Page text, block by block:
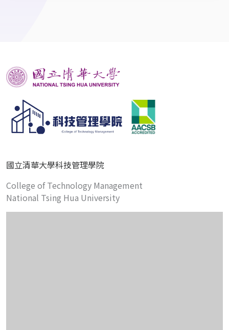
國立清華大學科技管理學院
College of Technology Management
National Tsing Hua University